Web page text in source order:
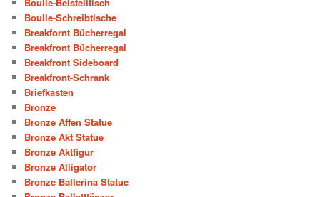
Boulle-Schreibtische
Breakfornt Bücherregal
Breakfront Bücherregal
Breakfront Sideboard
Breakfront-Schrank
Briefkasten
Bronze
Bronze Affen Statue
Bronze Akt Statue
Bronze Aktfigur
Bronze Alligator
Bronze Ballerina Statue